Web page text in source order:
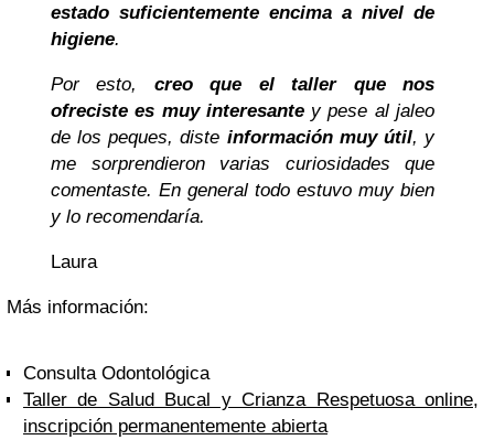
estado suficientemente encima a nivel de
higiene.
Por esto, creo que el taller que nos
ofreciste es muy interesantey pese al jaleo
de los peques, diste información muy útil, y
me sorprendieron varias curiosidades que
comentaste. En general todo estuvo muy bien
y lo recomendaría.
Laura
Más información:
Consulta Odontológica
Taller de Salud Bucal y Crianza Respetuosa online,
inscripción permanentemente abierta